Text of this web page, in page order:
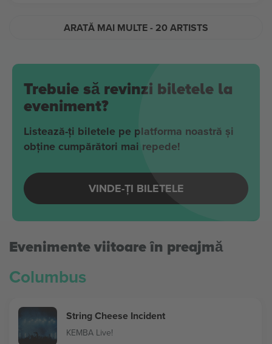
ARATĂ MAI MULTE- 20 ARTISTS
Trebuie să revinzi biletele la
eveniment?
Listează-ți biletele pe platforma noastră și
obține cumpărători mai repede!
VINDE-ȚI BILETELE
Evenimente viitoare în preajmă
Columbus
String Cheese Incident
KEMBA Live!